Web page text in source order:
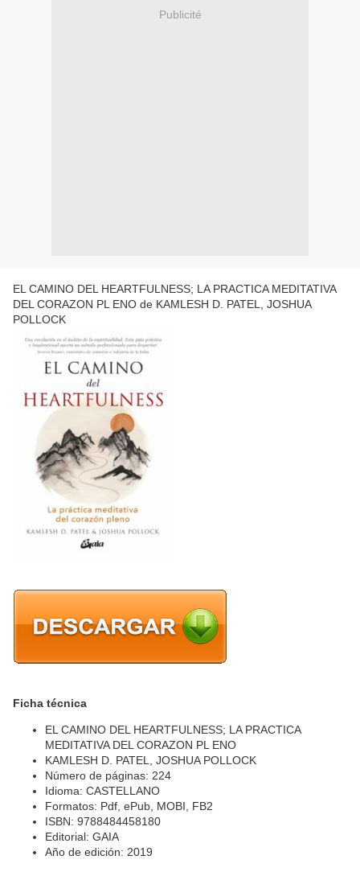
Publicité
EL CAMINO DEL HEARTFULNESS; LA PRACTICA MEDITATIVA
DEL CORAZON PL ENO de KAMLESH D. PATEL, JOSHUA
POLLOCK
Ficha técnica
EL CAMINO DEL HEARTFULNESS; LA PRACTICA
MEDITATIVA DEL CORAZON PL ENO
KAMLESH D. PATEL, JOSHUA POLLOCK
Número de páginas: 224
Idioma: CASTELLANO
Formatos: Pdf, ePub, MOBI, FB2
ISBN: 9788484458180
Editorial: GAIA
Año de edición: 2019